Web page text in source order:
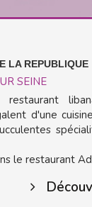
LA REPUBLIQUE
SEINE
d'une
le restaurant